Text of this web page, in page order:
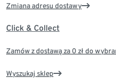
Zmiana adresu dostawy
Click & Collect
Zamów z dostawą za 0 zł do
Wyszukaj sklep